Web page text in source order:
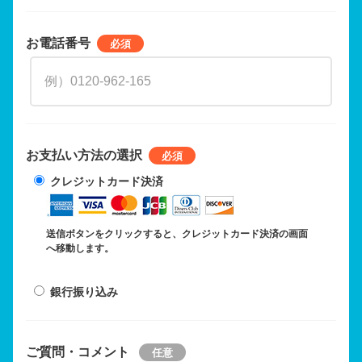
お電話番号
お支払い方法の選択
クレジットカード決済
送信ボタンをクリックすると、クレジットカード決済の画面
へ移動します。
銀行振り込み
ご質問・コメント